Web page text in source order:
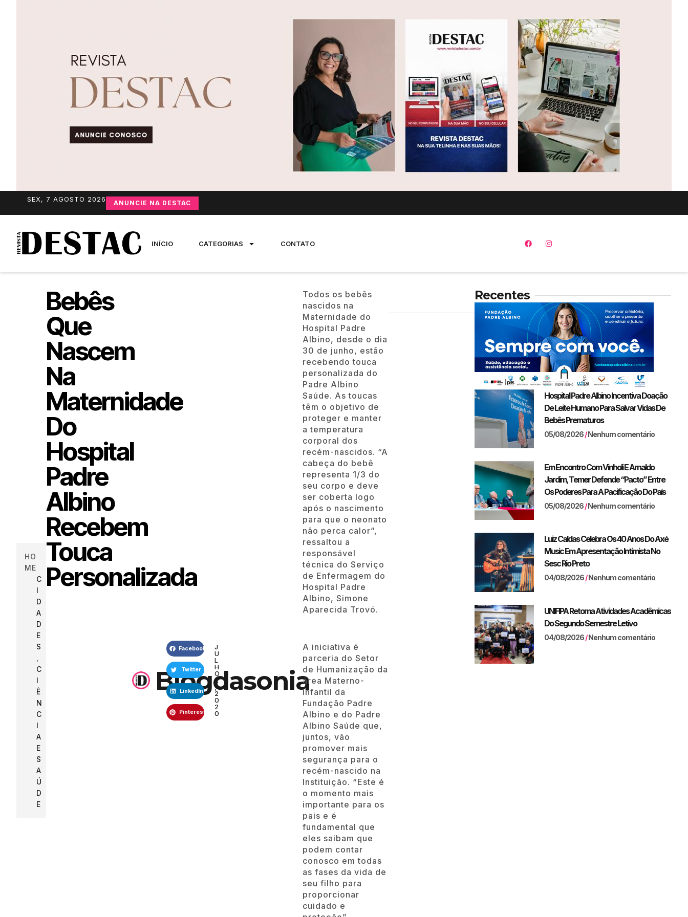
SEX, 7 AGOSTO 2026 ANUNCIE NA DESTAC
INÍCIO CATEGORIAS CONTATO
HO
ME
C
I
D
A
D
E
S
C
I
Ê
N
C
I
A
E
S
A
Ú
D
E
Bebês
Que
Nascem
Na
Maternidade
Do
Hospital
Padre
Albino
Recebem
Touca
Personalizada
Blogdasonia
Facebook
Twitter
LinkedIn
Pinterest
J
U
L
H
O
2
,
2
0
2
0
Todos os bebês
nascidos na
Maternidade do
Hospital Padre
Albino, desde o dia
30 de junho, estão
recebendo touca
personalizada do
Padre Albino
Saúde. As toucas
têm o objetivo de
proteger e manter
a temperatura
corporal dos
recém-nascidos. “A
cabeça do bebê
representa 1/3 do
seu corpo e deve
ser coberta logo
após o nascimento
para que o neonato
não perca calor”,
ressaltou a
responsável
técnica do Serviço
de Enfermagem do
Hospital Padre
Albino, Simone
Aparecida Trovó.
A iniciativa é
parceria do Setor
de Humanização da
área Materno-
Infantil da
Fundação Padre
Albino e do Padre
Albino Saúde que,
juntos, vão
promover mais
segurança para o
recém-nascido na
Instituição. “Este é
o momento mais
importante para os
pais e é
fundamental que
eles saibam que
podem contar
conosco em todas
as fases da vida de
seu filho para
proporcionar
cuidado e
Recentes
Hospital Padre Albino Incentiva Doação
De Leite Humano Para Salvar Vidas De
Bebês Prematuros
05/08/2026 Nenhum comentário
Em Encontro Com Vinholi E Arnaldo
Jardim, Temer Defende “pacto” Entre
Os Poderes Para A Pacificação Do País
05/08/2026 Nenhum comentário
Luiz Caldas Celebra Os 40 Anos Do Axé
Music Em Apresentação Intimista No
Sesc Rio Preto
04/08/2026 Nenhum comentário
UNIFIPA Retoma Atividades Acadêmicas
Do Segundo Semestre Letivo
04/08/2026 Nenhum comentário